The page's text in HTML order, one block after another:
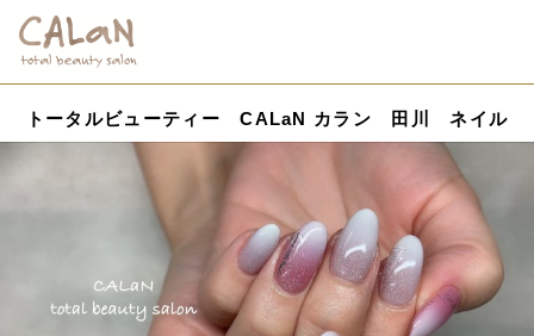
トータルビューティー CALaN カラン 田川 ネイル